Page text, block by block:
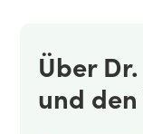
Über
und